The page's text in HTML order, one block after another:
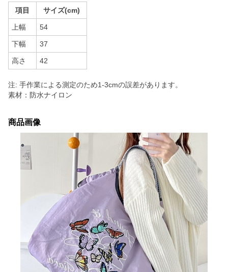
項目 サイズ(cm)
上幅 54
下幅 37
高さ 42
注: 手作業による測定のため1-3cmの誤差があります。
素材：防水ナイロン
商品画像